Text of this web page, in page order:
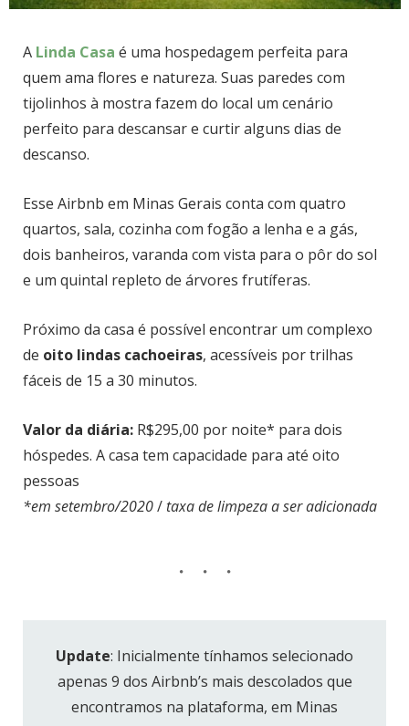
A Linda Casa é uma hospedagem perfeita para
quem ama flores e natureza. Suas paredes com
tijolinhos à mostra fazem do local um cenário
perfeito para descansar e curtir alguns dias de
descanso.
Esse Airbnb em Minas Gerais conta com quatro
quartos, sala, cozinha com fogão a lenha e a gás,
dois banheiros, varanda com vista para o pôr do sol
e um quintal repleto de árvores frutíferas.
Próximo da casa é possível encontrar um complexo
de oito lindas cachoeiras, acessíveis por trilhas
fáceis de 15 a 30 minutos.
Valor da diária: R$295,00 por noite* para dois
hóspedes. A casa tem capacidade para até oito
pessoas
*em setembro/2020/ taxa de limpeza a ser adicionada
Update: Inicialmente tínhamos selecionado
apenas 9 dos Airbnb’s mais descolados que
encontramos na plataforma, em Minas